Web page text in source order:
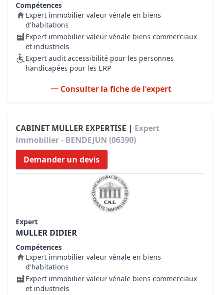
Compétences
Expert immobilier valeur vénale en biens
d'habitations
Expert immobilier valeur vénale biens commerciaux
et industriels
Expert audit accessibilité pour les personnes
handicapées pour les ERP
Consulter la fiche de l'expert
CABINET MULLER EXPERTISE | Expert
immobilier - BENDEJUN (06390)
Demander un devis
Expert
MULLER DIDIER
Compétences
Expert immobilier valeur vénale en biens
d'habitations
Expert immobilier valeur vénale biens commerciaux
et industriels